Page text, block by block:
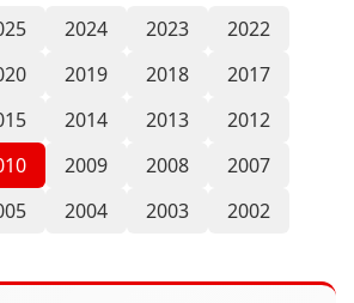
2024 2023
2022
2019 2018
2017
2014 2013
2012
2009 2008
2007
2004 2003 2002